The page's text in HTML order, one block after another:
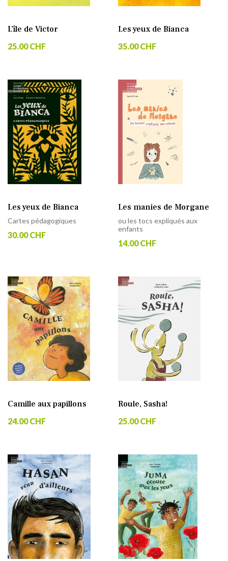
L’île de Victor
25.00 CHF
Les yeux de Bianca
35.00 CHF
Les yeux de Bianca
Cartes pédagogiques
30.00 CHF
Les manies de Morgane
ou les tocs expliqués aux
enfants
14.00 CHF
Camille aux papillons
24.00 CHF
Roule, Sasha!
25.00 CHF